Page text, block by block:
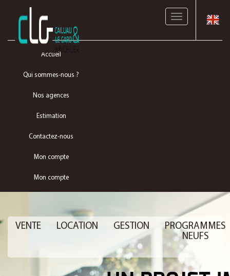
Toggle
Accueil
Qui sommes-nous ?
Nos agences
Estimation
Contactez-nous
Mon compte
Mon compte
VENTE LOCATION GESTION
PROGRAMMES
NEUFS